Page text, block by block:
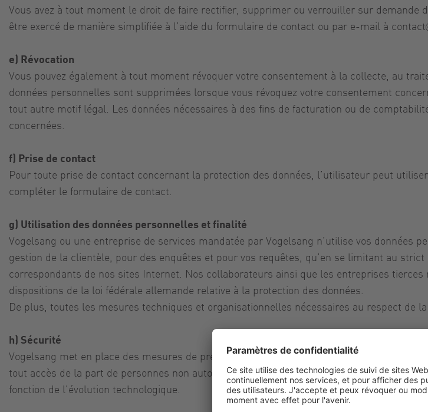
Vous avez à tout moment le droit de faire rectifier, supprimer ou verrouiller sur demande
être exercé de manière simplifiée à l’aide du formulaire de contact ou par e-mail à
e) Révocation
Vous pouvez également à tout moment révoquer votre consentement à la collecte, au
données personnelles sont supprimées lorsque vous révoquez votre consentement
tout autre motif légal. Les données nécessaires à des fins de facturation ou de
concernées.
f) Prise de contact
Pour toute prise de contact concernant la protection des données, l’utilisateur peut
compléter le formulaire de contact.
g) Utilisation des données personnelles et finalité
Vogelsang ou une entreprise de services mandatée par Vogelsang n’utilise vos données
gestion de la clientèle, pour des enquêtes et pour vos requêtes, qu’en se limitant au
correspondants de nos sites Internet. Nos collaborateurs ainsi que les entreprises
dispositions de la loi fédérale allemande relative à la protection des données.
De plus, toutes les mesures techniques et organisationnelles nécessaires au respect de
h) Sécurité
Vogelsang met en place des mesures de précaution afin de protéger vos données
tout accès de la part de personnes non autorisées ou encore contre toute divulgation
fonction de l'évolution technologique.